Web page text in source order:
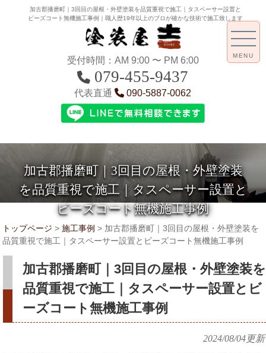
加古郡播磨町｜3回目の屋根・外壁塗装を品質重視で施工｜タスペーサー設置と
ビーズコート無機施工事例｜職人歴19年以上のプロが確かな技術で施工致します
受付時間：AM 9:00 〜 PM 6:00
079-455-9437
代表直通 090-5887-0062
加古郡播磨町｜3回目の屋根・外壁塗装
を品質重視で施工｜タスペーサー設置と
ビーズコート無機施工事例
MENU
トップページ > 施工事例 > 加古郡播磨町｜3回目の屋根・外壁塗装を
品質重視で施工｜タスペーサー設置とビーズコート無機施工事例
加古郡播磨町｜3回目の屋根・外壁塗装を
品質重視で施工｜タスペーサー設置とビ
ーズコート無機施工事例
2024/08/04更新